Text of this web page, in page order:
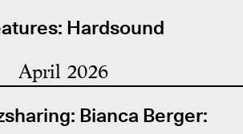
Hardsound
April 2026
Bianca Berger: